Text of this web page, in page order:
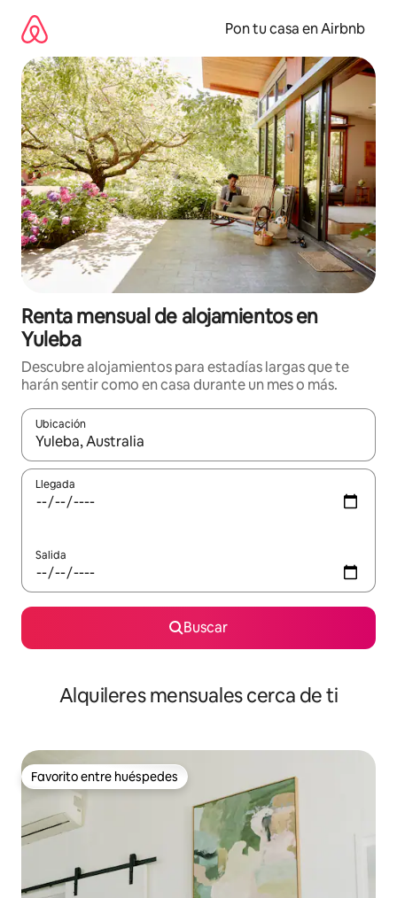
contenido
Pon tu casa en Airbnb
Renta mensual de alojamientos en
Yuleba
Descubre alojamientos para estadías largas que te
harán sentir como en casa durante un mes o más.
Ubicación
Cuando los resultados estén disponibles, navega con las
Llegada
Salida
Buscar
Alquileres mensuales cerca de ti
Favorito entre huéspedes
Favorito entre huéspedes